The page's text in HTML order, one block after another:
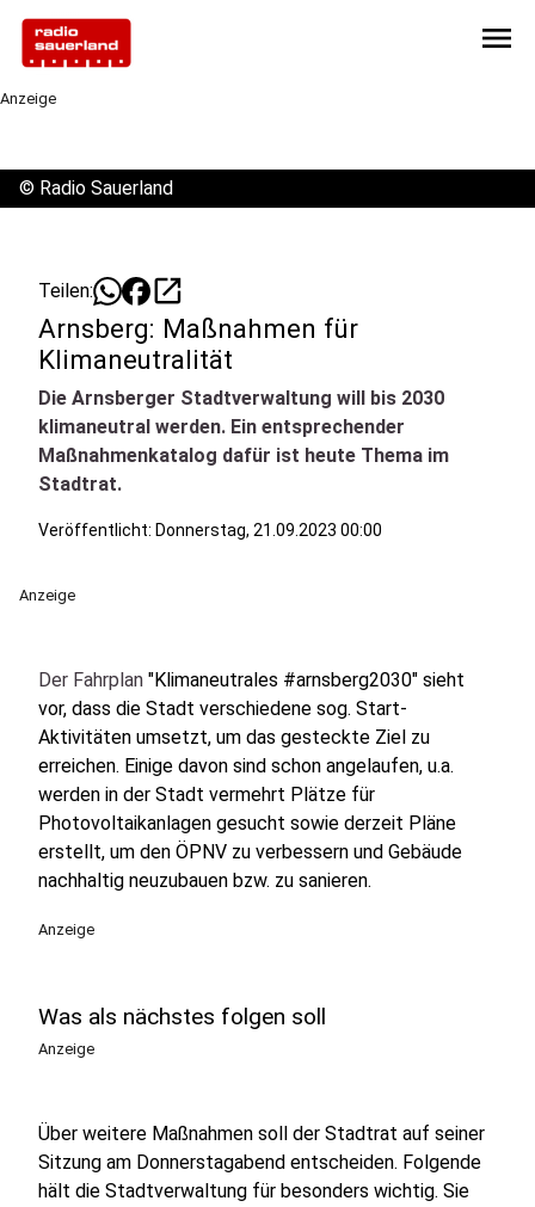
menu
Anzeige
© Radio Sauerland
Teilen: open_in_new
Arnsberg: Maßnahmen für
Klimaneutralität
Die Arnsberger Stadtverwaltung will bis 2030
klimaneutral werden. Ein entsprechender
Maßnahmenkatalog dafür ist heute Thema im
Stadtrat.
Veröffentlicht: Donnerstag, 21.09.2023 00:00
Anzeige
Der Fahrplan "Klimaneutrales #arnsberg2030" sieht
vor, dass die Stadt verschiedene sog. Start-
Aktivitäten umsetzt, um das gesteckte Ziel zu
erreichen. Einige davon sind schon angelaufen, u.a.
werden in der Stadt vermehrt Plätze für
Photovoltaikanlagen gesucht sowie derzeit Pläne
erstellt, um den ÖPNV zu verbessern und Gebäude
nachhaltig neuzubauen bzw. zu sanieren.
Anzeige
Was als nächstes folgen soll
Anzeige
Über weitere Maßnahmen soll der Stadtrat auf seiner
Sitzung am Donnerstagabend entscheiden. Folgende
hält die Stadtverwaltung für besonders wichtig. Sie